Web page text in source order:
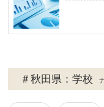
＃秋田県：学校